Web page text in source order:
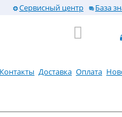
Сервисный центр База
Контакты Доставка Оплата